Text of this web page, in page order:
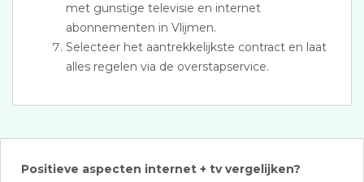
met gunstige televisie en internet
abonnementen in Vlijmen.
Selecteer het aantrekkelijkste contract en laat
alles regelen via de overstapservice.
Positieve aspecten internet + tv vergelijken?